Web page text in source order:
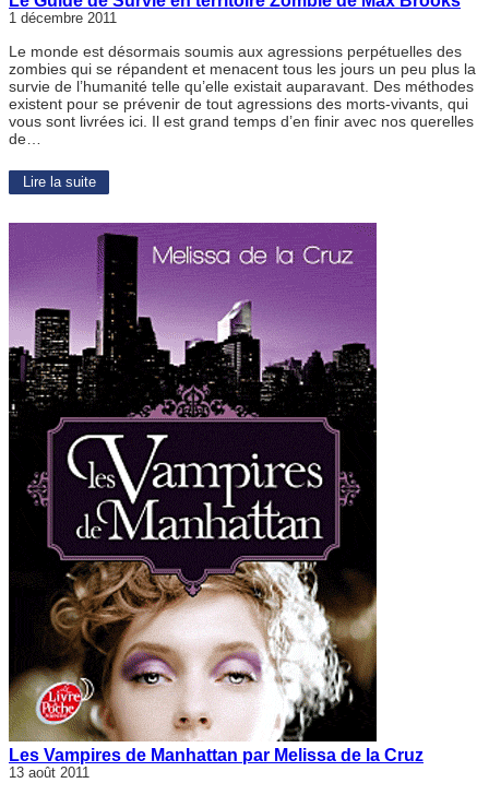
1 décembre 2011
Le monde est désormais soumis aux agressions perpétuelles des
zombies qui se répandent et menacent tous les jours un peu plus la
survie de l’humanité telle qu’elle existait auparavant. Des méthodes
existent pour se prévenir de tout agressions des morts-vivants, qui
vous sont livrées ici. Il est grand temps d’en finir avec nos querelles
de…
Lire la suite
Les Vampires de Manhattan par Melissa de la Cruz
13 août 2011